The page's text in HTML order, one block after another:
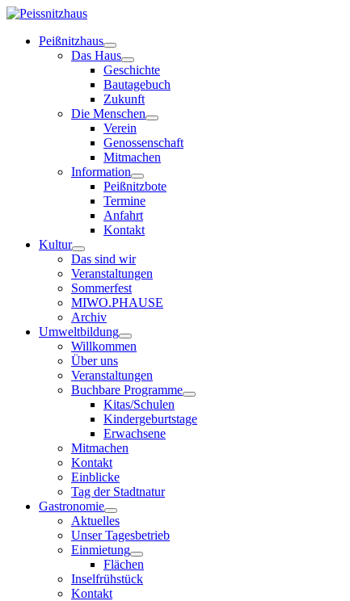
Peißnitzhaus
Das Haus
Geschichte
Bautagebuch
Zukunft
Die Menschen
Verein
Genossenschaft
Mitmachen
Information
Peißnitzbote
Termine
Anfahrt
Kontakt
Kultur
Das sind wir
Veranstaltungen
Sommerfest
MIWO.PHAUSE
Archiv
Umweltbildung
Willkommen
Über uns
Veranstaltungen
Buchbare Programme
Kitas/Schulen
Kindergeburtstage
Erwachsene
Mitmachen
Kontakt
Einblicke
Tag der Stadtnatur
Gastronomie
Aktuelles
Unser Tagesbetrieb
Einmietung
Flächen
Inselfrühstück
Kontakt